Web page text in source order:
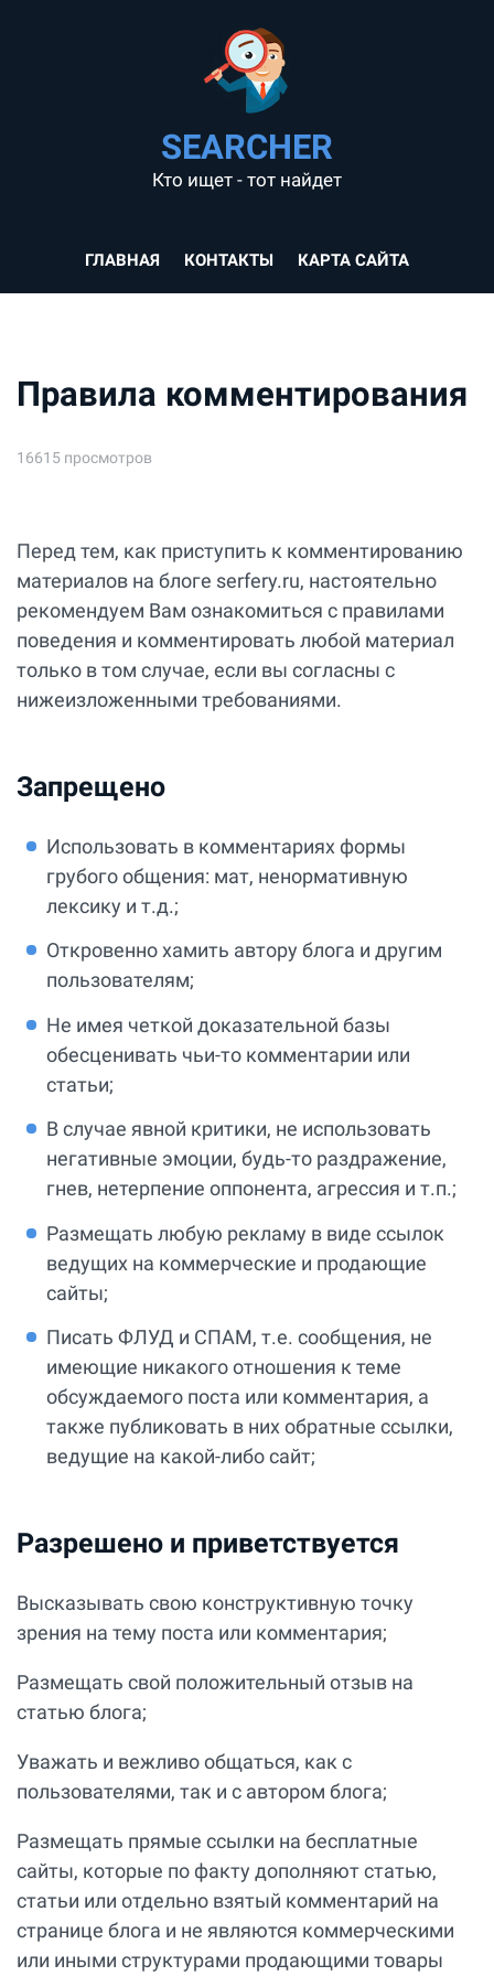
SEARCHER
Кто ищет - тот найдет
ГЛАВНАЯ КОНТАКТЫ КАРТА САЙТА
Правила комментирования
16615 просмотров
Перед тем, как приступить к комментированию
материалов на блоге serfery.ru, настоятельно
рекомендуем Вам ознакомиться с правилами
поведения и комментировать любой материал
только в том случае, если вы согласны с
нижеизложенными требованиями.
Запрещено
Использовать в комментариях формы
грубого общения: мат, ненормативную
лексику и т.д.;
Откровенно хамить автору блога и другим
пользователям;
Не имея четкой доказательной базы
обесценивать чьи-то комментарии или
статьи;
В случае явной критики, не использовать
негативные эмоции, будь-то раздражение,
гнев, нетерпение оппонента, агрессия и т.п.;
Размещать любую рекламу в виде ссылок
ведущих на коммерческие и продающие
сайты;
Писать ФЛУД и СПАМ, т.е. сообщения, не
имеющие никакого отношения к теме
обсуждаемого поста или комментария, а
также публиковать в них обратные ссылки,
ведущие на какой-либо сайт;
Разрешено и приветствуется
Высказывать свою конструктивную точку
зрения на тему поста или комментария;
Размещать свой положительный отзыв на
статью блога;
Уважать и вежливо общаться, как с
пользователями, так и с автором блога;
Размещать прямые ссылки на бесплатные
сайты, которые по факту дополняют статью,
статьи или отдельно взятый комментарий на
странице блога и не являются коммерческими
или иными структурами продающими товары